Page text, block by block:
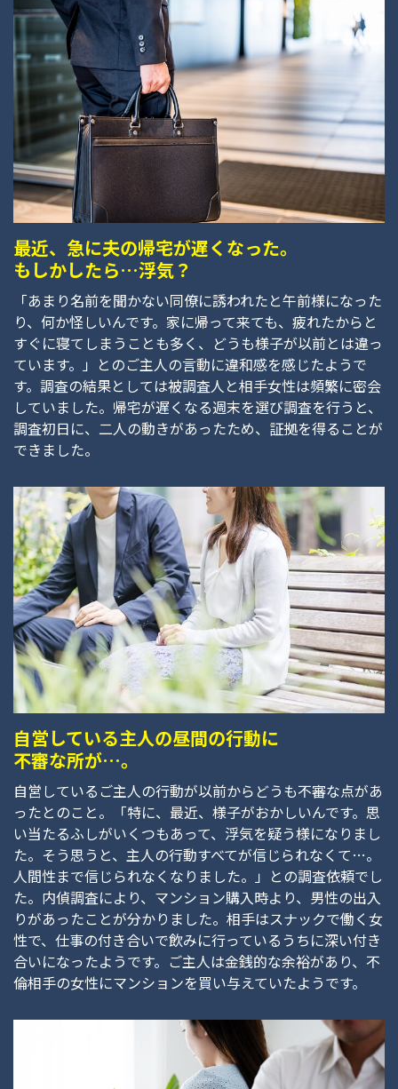
最近、急に夫の帰宅が遅くなった。
もしかしたら…浮気？
「あまり名前を聞かない同僚に誘われたと午前様になった
り、何か怪しいんです。家に帰って来ても、疲れたからと
すぐに寝てしまうことも多く、どうも様子が以前とは違っ
ています。」とのご主人の言動に違和感を感じたようで
す。調査の結果としては被調査人と相手女性は頻繁に密会
していました。帰宅が遅くなる週末を選び調査を行うと、
調査初日に、二人の動きがあったため、証拠を得ることが
できました。
自営している主人の昼間の行動に
不審な所が…。
自営しているご主人の行動が以前からどうも不審な点があ
ったとのこと。「特に、最近、様子がおかしいんです。思
い当たるふしがいくつもあって、浮気を疑う様になりまし
た。そう思うと、主人の行動すべてが信じられなくて…。
人間性まで信じられなくなりました。」との調査依頼でし
た。内偵調査により、マンション購入時より、男性の出入
りがあったことが分かりました。相手はスナックで働く女
性で、仕事の付き合いで飲みに行っているうちに深い付き
合いになったようです。ご主人は金銭的な余裕があり、不
倫相手の女性にマンションを買い与えていたようです。